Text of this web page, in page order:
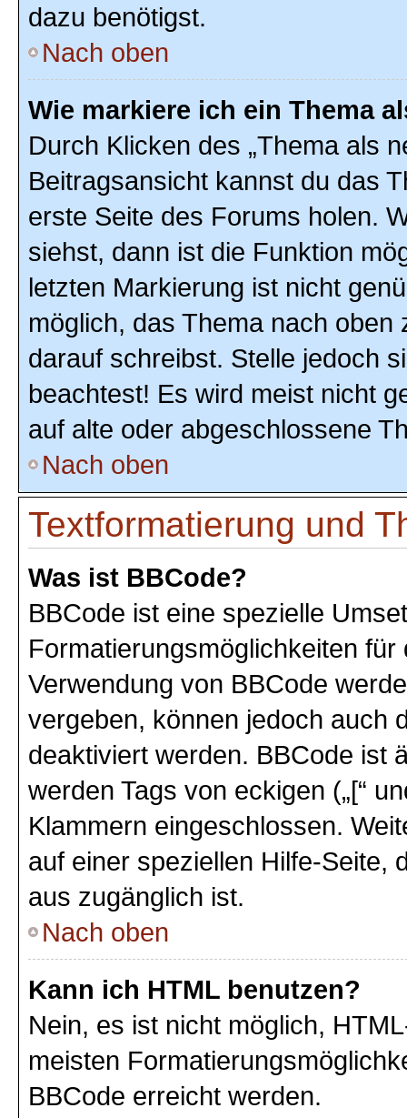
dazu benötigst.
Nach oben
Wie markiere ich ein Thema
Durch Klicken des „Thema als
Beitragsansicht kannst du das
erste Seite des Forums holen.
siehst, dann ist die Funktion
letzten Markierung ist nicht
möglich, das Thema nach
darauf schreibst. Stelle jedoch
beachtest! Es wird meist nicht
auf alte oder abgeschlossene
Nach oben
Textformatierung und
Was ist BBCode?
BBCode ist eine spezielle
Formatierungsmöglichkeiten
Verwendung von BBCode
vergeben, können jedoch auch
deaktiviert werden. BBCode ist
werden Tags von eckigen („[“
Klammern eingeschlossen.
auf einer speziellen Hilfe-Seite,
aus zugänglich ist.
Nach oben
Kann ich HTML benutzen?
Nein, es ist nicht möglich,
meisten
BBCode erreicht werden.